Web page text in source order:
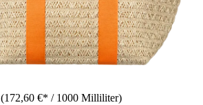
(172,60 €* / 1000 Milliliter)